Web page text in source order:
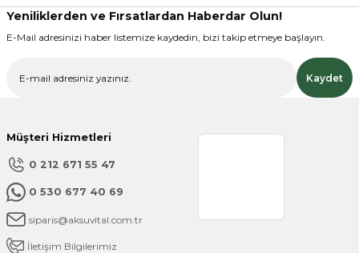
Ürün fiyatı diğer sitelerden daha pahalı.
Bu ürüne benzer farklı alternatifler olmalı.
Yeniliklerden ve Fırsatlardan Haberdar Olun!
E-Mail adresinizi haber listemize kaydedin, bizi takip etmeye başlayın.
Kaydet
Müşteri Hizmetleri
0 212 671 55 47
0 530 677 40 69
siparis@aksuvital.com.tr
İletişim Bilgilerimiz